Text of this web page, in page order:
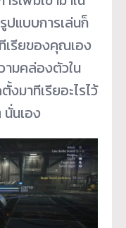
ปแบบการเล่นก็
เรียของคุณเอง
มคล่องตัวใน
มาทีเรียอะไรไว้
นเอง